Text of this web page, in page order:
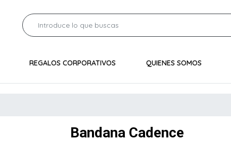
REGALOS CORPORATIVOS QUIENES SOMOS
Bandana Cadence